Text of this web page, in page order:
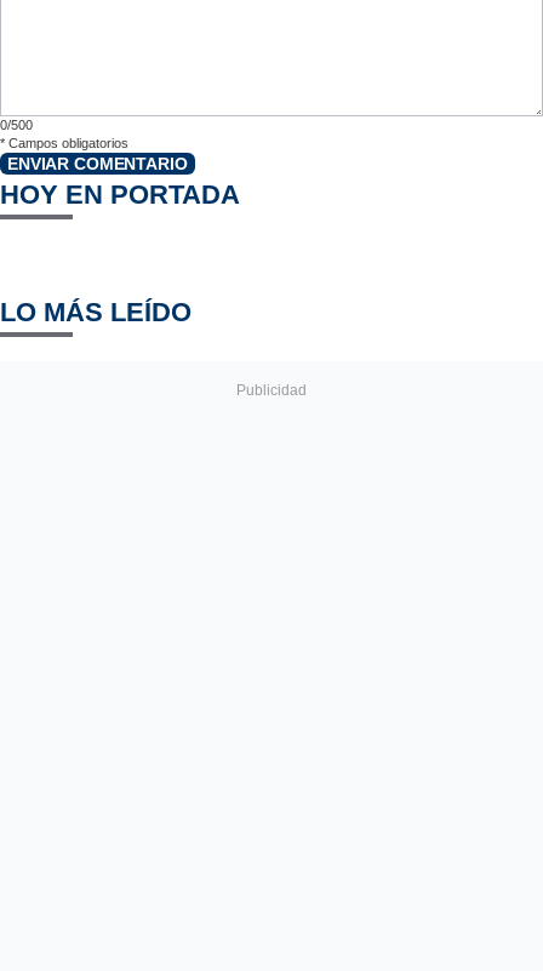
0/500
* Campos obligatorios
ENVIAR COMENTARIO
HOY EN PORTADA
LO MÁS LEÍDO